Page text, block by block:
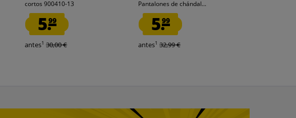
cortos 900410-13
5.99
antes1 30,00 €
Pantalones de chándal...
5.99
antes1 32,99 €